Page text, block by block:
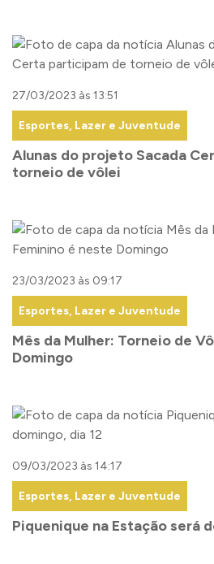
27/03/2023 às 13:51
Esportes, Lazer e Juventude
Alunas do projeto Sacada
torneio de vôlei
23/03/2023 às 09:17
Esportes, Lazer e Juventude
Mês da Mulher: Torneio de
Domingo
09/03/2023 às 14:17
Esportes, Lazer e Juventude
Piquenique na Estação será